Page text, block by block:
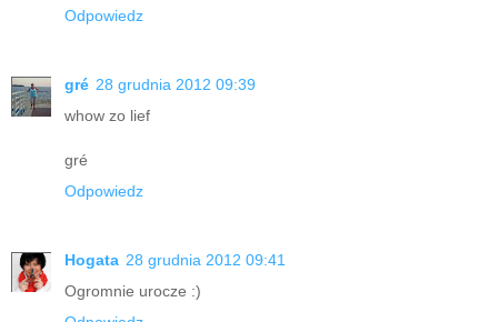
Odpowiedz
gré 28 grudnia 2012 09:39
whow zo lief
gré
Odpowiedz
Hogata 28 grudnia 2012 09:41
Ogromnie urocze :)